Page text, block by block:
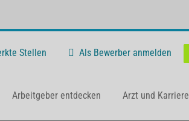
Stellen Als Bewerber anmelden
Arbeitgeber entdecken Arzt und Karriere